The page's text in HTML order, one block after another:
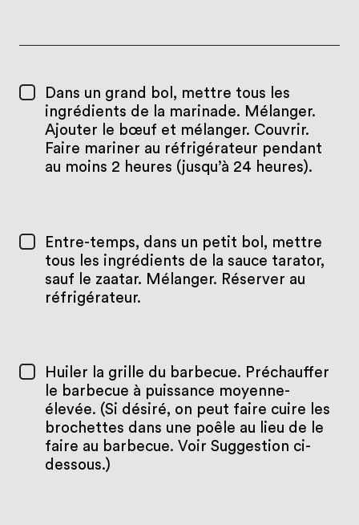
​​Dans un grand bol, mettre tous les
ingrédients de la marinade. Mélanger.
Ajouter le bœuf et mélanger. Couvrir.
Faire mariner au réfrigérateur pendant
au moins 2 heures (jusqu’à 24 heures).
Entre-temps, dans un petit bol, mettre
tous les ingrédients de la sauce tarator,
sauf le zaatar. Mélanger. Réserver au
réfrigérateur.
Huiler la grille du barbecue. Préchauffer
le barbecue à puissance moyenne-
élevée. (Si désiré, on peut faire cuire les
brochettes dans une poêle au lieu de le
faire au barbecue. Voir Suggestion ci-
dessous.)